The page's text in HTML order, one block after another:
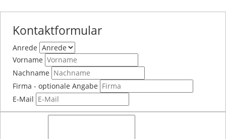
Kontaktformular
Anrede
Vorname
Nachname
Firma - optionale Angabe
E-Mail